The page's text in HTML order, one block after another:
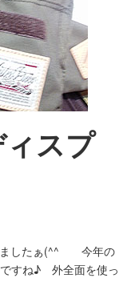
スプ
ましたぁ(^^ゞ 今年の
ですね♪ 外全面を使っ